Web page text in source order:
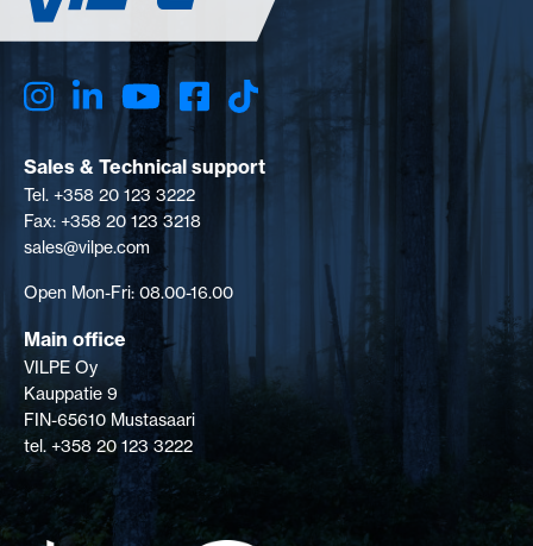
Sales & Technical support
Tel. +358 20 123 3222
Fax: +358 20 123 3218
sales@vilpe.com
Open Mon-Fri: 08.00-16.00
Main office
VILPE Oy
Kauppatie 9
FIN-65610 Mustasaari
tel. +358 20 123 3222